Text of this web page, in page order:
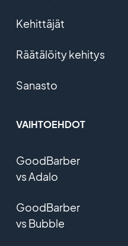
Kehittäjät
Räätälöity kehitys
Sanasto
VAIHTOEHDOT
GoodBarber
vs Adalo
GoodBarber
vs Bubble